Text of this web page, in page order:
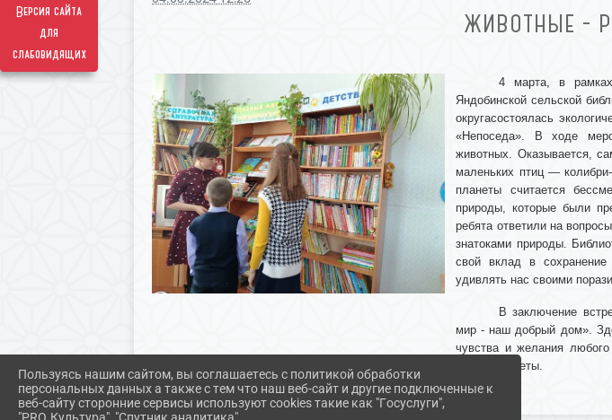
Версия сайта
для
слабовидящих
ЖИВОТНЫЕ -
4 марта, в рамках
Яндобинской сельской
округасостоялась
«Непоседа». В ходе
животных. Оказывается,
маленьких птиц —
планеты считается
природы, которые были
ребята ответили на
знатоками природы.
свой вклад в
удивлять нас своими
В заключение
мир - наш добрый дом».
чувства и желания
нашей планеты.
Пользуясь нашим сайтом, вы соглашаетесь с политикой обработки
персональных данных а также с тем что наш веб-сайт и другие подключенные к
веб-сайту сторонние сервисы используют cookies такие как "Госуслуги",